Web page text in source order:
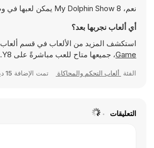
نعم، My Dolphin Show 8 يمكن لعبها في وضع الشاشة الكاملة للتمتع بتجربة أكثر انغماسًا
أي ألعاب نجربها بعد؟
استكشف المزيد من الألعاب في قسم ألعاب
Game، جميعها متاح للعب مباشرةً على Y8.
الفئة ألعاب التحكم والمحاكاة تمت الإضافة 15 ديسمبر 2015
التعليقات